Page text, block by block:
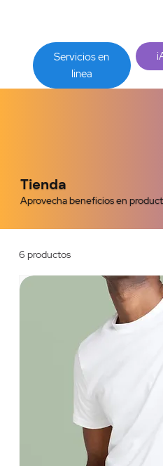
Servicios en
linea
Tienda
Aprovecha beneficios en
6 productos